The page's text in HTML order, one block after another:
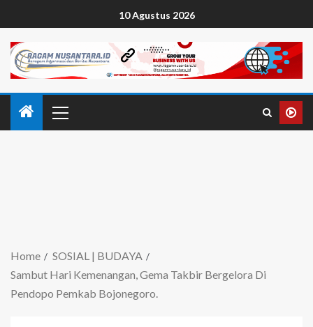
10 Agustus 2026
Home
SOSIAL | BUDAYA
Sambut Hari Kemenangan, Gema Takbir Bergelora Di
Pendopo Pemkab Bojonegoro.